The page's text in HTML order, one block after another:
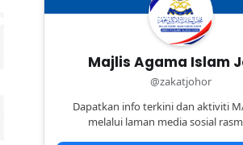
Majlis Agama Islam
@zakatjohor
Dapatkan info terkini dan aktiviti
melalui laman media sosial